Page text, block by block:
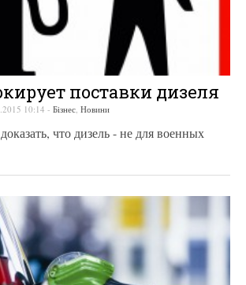
поставки дизеля
10:14 - Бізнес Новини
что дизель - не для военных